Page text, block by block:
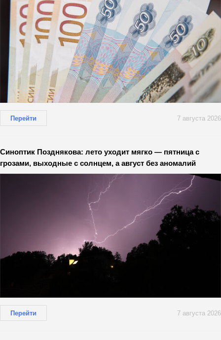
Перейти 7 августа 2026
Синоптик Позднякова: лето уходит мягко — пятница с
грозами, выходные с солнцем, а август без аномалий
Перейти 7 августа 2026